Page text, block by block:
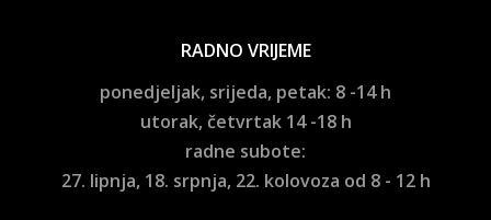
RADNO VRIJEME
ponedjeljak, srijeda, petak: 8 -14 h
utorak, četvrtak 14 -18 h
radne subote:
27. lipnja, 18. srpnja, 22. kolovoza od 8 - 12 h